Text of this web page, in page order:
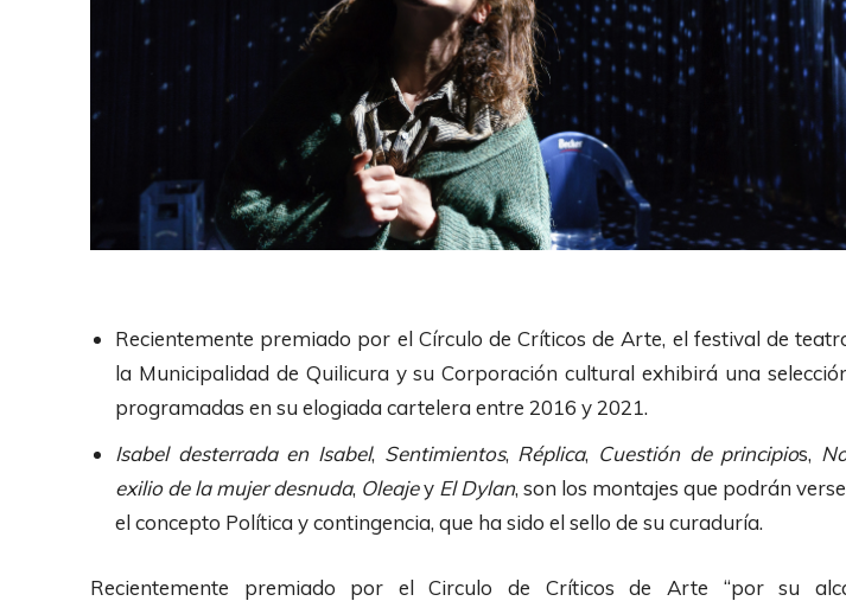
Recientemente premiado por el Círculo de Críticos de Arte, el festival de
la Municipalidad de Quilicura y su Corporación cultural exhibirá una
programadas en su elogiada cartelera entre 2016 y 2021.
Isabel desterrada en Isabel, Sentimientos, Réplica, Cuestión de principios,
exilio de la mujer desnuda, Oleajey El Dylan, son los montajes que podrán
el concepto Política y contingencia, que ha sido el sello de su curaduría.
Recientemente premiado por el Circulo de Críticos de Arte “por su